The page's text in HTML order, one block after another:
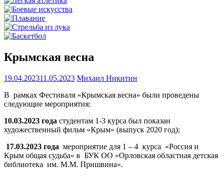
Крымская весна
19.04.202311.05.2023 Михаил Никитин
В рамках Фестиваля «Крымская весна» были проведены
следующие мероприятия:
10.03.2023 года студентам 1-3 курса был показан
художественный фильм «Крым» (выпуск 2020 год);
17.03.2023 года мероприятие для 1 – 4 курса «Россия и
Крым общая судьба» в БУК ОО «Орловская областная детская
библиотека им. М.М. Пришвина».